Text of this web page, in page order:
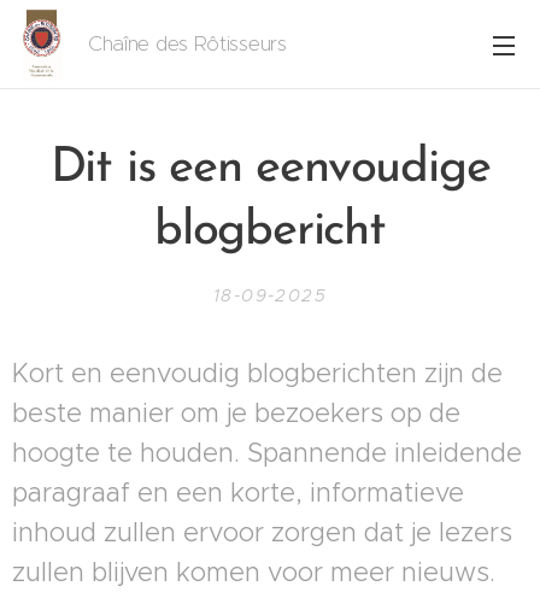
Chaîne des Rôtisseurs
Dit is een eenvoudige
blogbericht
18-09-2025
Kort en eenvoudig blogberichten zijn de
beste manier om je bezoekers op de
hoogte te houden. Spannende inleidende
paragraaf en een korte, informatieve
inhoud zullen ervoor zorgen dat je lezers
zullen blijven komen voor meer nieuws.